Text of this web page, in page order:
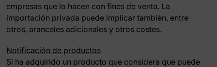
empresas que lo hacen con fines de venta. La
importación privada puede implicar también, entre
otros, aranceles adicionales y otros costes.
Notificación de productos
Si ha adquirido un producto que considera que puede